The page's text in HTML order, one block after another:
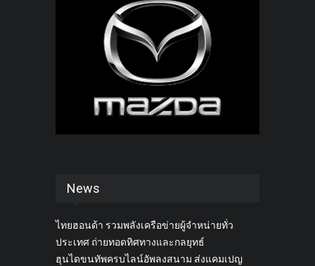
News
ไทยฮอนด้า รวมพลังเครือข่ายผู้จำหน่ายทั่ว
ประเทศ ถ่ายทอดทิศทางและกลยุทธ์
ฮุนไดขนทัพครบไลน์อัพลงสนาม ส่งแคมเปญ